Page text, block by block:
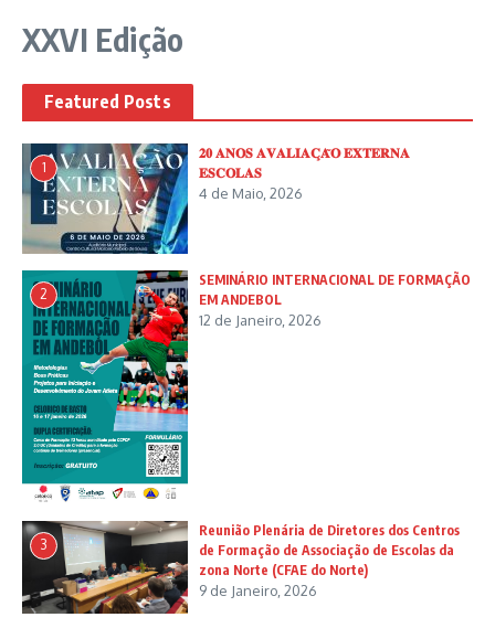
XXVI Edição
Featured Posts
1
𝟐𝟎 𝐀𝐍𝐎𝐒 𝐀𝐕𝐀𝐋𝐈𝐀𝐂̧𝐀̃𝐎 𝐄𝐗𝐓𝐄𝐑𝐍𝐀
𝐄𝐒𝐂𝐎𝐋𝐀𝐒
4 de Maio, 2026
2
SEMINÁRIO INTERNACIONAL DE FORMAÇÃO
EM ANDEBOL
12 de Janeiro, 2026
3
Reunião Plenária de Diretores dos Centros
de Formação de Associação de Escolas da
zona Norte (CFAE do Norte)
9 de Janeiro, 2026